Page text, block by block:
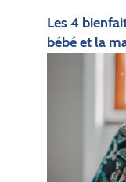
Les 4
bébé et la